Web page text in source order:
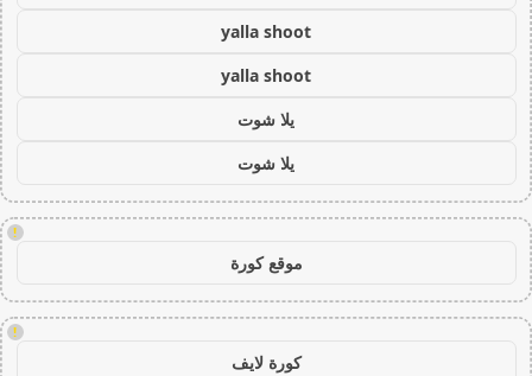
yalla shoot
yalla shoot
يلا شوت
يلا شوت
!
موقع كورة
!
كورة لايف